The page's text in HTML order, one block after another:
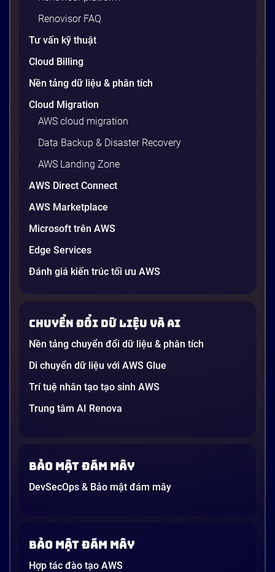
viện, cấu hình OS, biến môi trường – những thứ
20 phút
Generative AI là gì? Giải thích đơn giản
và ứng dụng cho doanh nghiệp Việt
Nam 2026
Gần đây, bạn có thể nghe đến thuật ngữ “Generative
startup công nghệ. Vấn đề là phần lớn lời giải thích
dường như chỉ được viết cho kỹ sư, không phải cho
người […]
21 phút
Renovisor FAQ
Tư vấn kỹ thuật
Cloud Billing
Nền tảng dữ liệu & phân tích
Cloud Migration
AWS cloud migration
Data Backup & Disaster Recovery
AWS Landing Zone
AWS Direct Connect
AWS Marketplace
Microsoft trên AWS
Edge Services
Đánh giá kiến trúc tối ưu AWS
Chuyển đổi dữ liệu và AI
Nền tảng chuyển đổi dữ liệu & phân tích
Di chuyển dữ liệu với AWS Glue
Trí tuệ nhân tạo tạo sinh AWS
Trung tâm AI Renova
Bảo mật đám mây
DevSecOps & Bảo mật đám mây
Bảo mật đám mây
Hợp tác đào tạo AWS